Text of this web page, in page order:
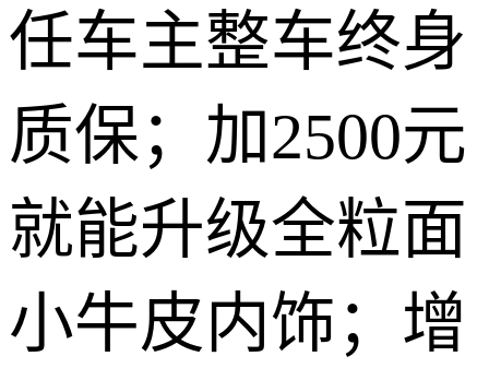
任车主整车终身
质保；加2500元
就能升级全粒面
小牛皮内饰；增